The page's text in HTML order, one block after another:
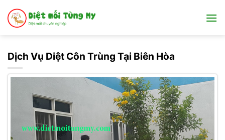
qua
Dịch Vụ Diệt Côn Trùng Tại Biên Hòa